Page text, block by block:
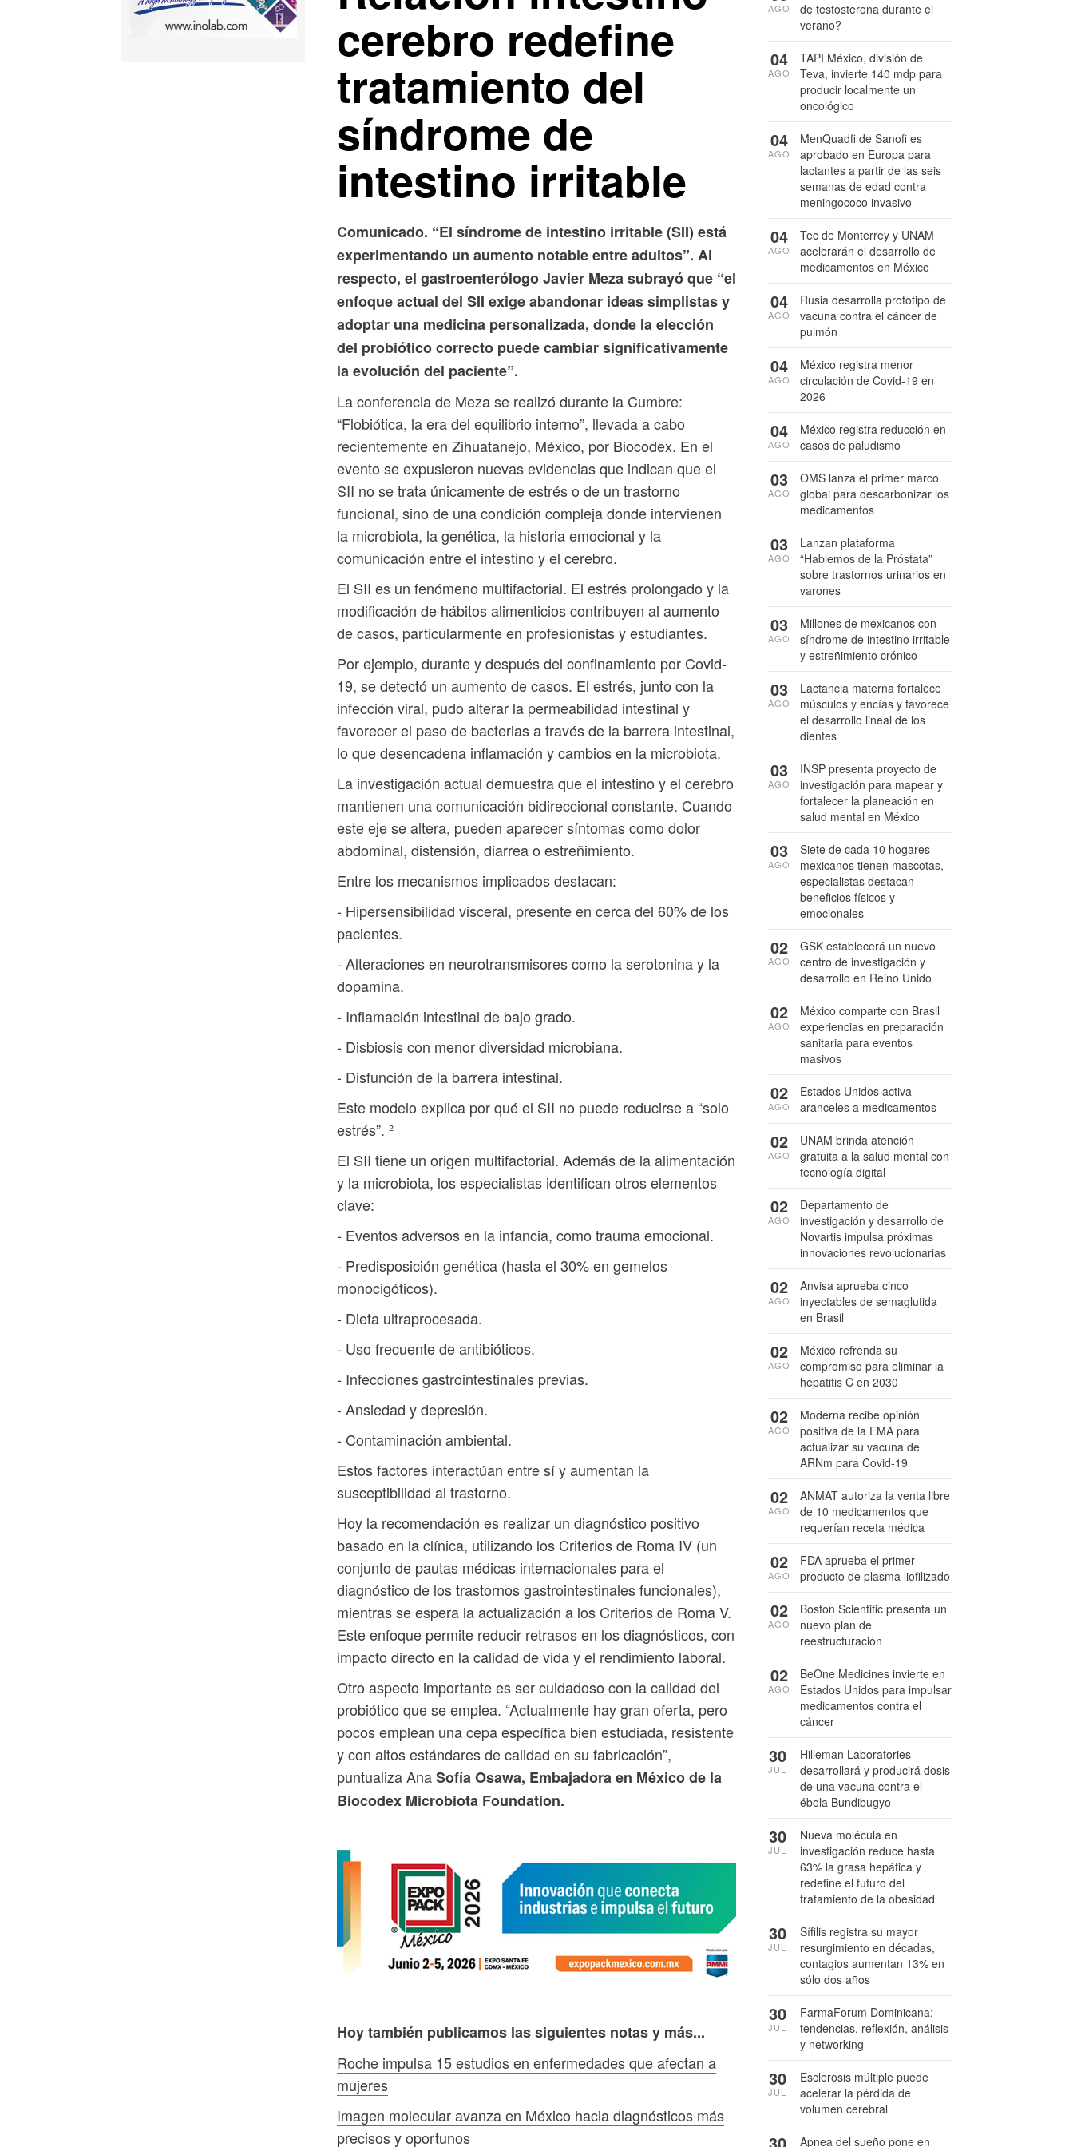
cerebro redefine
tratamiento del
síndrome de
intestino irritable
Comunicado. “El síndrome de intestino irritable (SII) está
experimentando un aumento notable entre adultos”. Al
respecto, el gastroenterólogo Javier Meza subrayó que “el
enfoque actual del SII exige abandonar ideas simplistas y
adoptar una medicina personalizada, donde la elección
del probiótico correcto puede cambiar significativamente
la evolución del paciente”.
La conferencia de Meza se realizó durante la Cumbre:
“Flobiótica, la era del equilibrio interno”, llevada a cabo
recientemente en Zihuatanejo, México, por Biocodex. En el
evento se expusieron nuevas evidencias que indican que el
SII no se trata únicamente de estrés o de un trastorno
funcional, sino de una condición compleja donde intervienen
la microbiota, la genética, la historia emocional y la
comunicación entre el intestino y el cerebro.
El SII es un fenómeno multifactorial. El estrés prolongado y la
modificación de hábitos alimenticios contribuyen al aumento
de casos, particularmente en profesionistas y estudiantes.
Por ejemplo, durante y después del confinamiento por Covid-
19, se detectó un aumento de casos. El estrés, junto con la
infección viral, pudo alterar la permeabilidad intestinal y
favorecer el paso de bacterias a través de la barrera intestinal,
lo que desencadena inflamación y cambios en la microbiota.
La investigación actual demuestra que el intestino y el cerebro
mantienen una comunicación bidireccional constante. Cuando
este eje se altera, pueden aparecer síntomas como dolor
abdominal, distensión, diarrea o estreñimiento.
Entre los mecanismos implicados destacan:
- Hipersensibilidad visceral, presente en cerca del 60% de los
pacientes.
- Alteraciones en neurotransmisores como la serotonina y la
dopamina.
- Inflamación intestinal de bajo grado.
- Disbiosis con menor diversidad microbiana.
- Disfunción de la barrera intestinal.
Este modelo explica por qué el SII no puede reducirse a “solo
estrés”. ²
El SII tiene un origen multifactorial. Además de la alimentación
y la microbiota, los especialistas identifican otros elementos
clave:
- Eventos adversos en la infancia, como trauma emocional.
- Predisposición genética (hasta el 30% en gemelos
monocigóticos).
- Dieta ultraprocesada.
- Uso frecuente de antibióticos.
- Infecciones gastrointestinales previas.
- Ansiedad y depresión.
- Contaminación ambiental.
Estos factores interactúan entre sí y aumentan la
susceptibilidad al trastorno.
Hoy la recomendación es realizar un diagnóstico positivo
basado en la clínica, utilizando los Criterios de Roma IV (un
conjunto de pautas médicas internacionales para el
diagnóstico de los trastornos gastrointestinales funcionales),
mientras se espera la actualización a los Criterios de Roma V.
Este enfoque permite reducir retrasos en los diagnósticos, con
impacto directo en la calidad de vida y el rendimiento laboral.
Otro aspecto importante es ser cuidadoso con la calidad del
probiótico que se emplea. “Actualmente hay gran oferta, pero
pocos emplean una cepa específica bien estudiada, resistente
y con altos estándares de calidad en su fabricación”,
puntualiza AnaSofía Osawa, Embajadora en México de la
Biocodex Microbiota Foundation.
Hoy también publicamos las siguientes notas y más...
Roche impulsa 15 estudios en enfermedades que afectan a
mujeres
Imagen molecular avanza en México hacia diagnósticos más
precisos y oportunos
de testosterona durante el
verano?
AGO
TAPI México, división de
Teva, invierte 140 mdp para
producir localmente un
oncológico
04
AGO
MenQuadfi de Sanofi es
aprobado en Europa para
lactantes a partir de las seis
semanas de edad contra
meningococo invasivo
04
AGO
Tec de Monterrey y UNAM
acelerarán el desarrollo de
medicamentos en México
04
AGO
Rusia desarrolla prototipo de
vacuna contra el cáncer de
pulmón
04
AGO
México registra menor
circulación de Covid-19 en
2026
04
AGO
México registra reducción en
casos de paludismo
04
AGO
OMS lanza el primer marco
global para descarbonizar los
medicamentos
03
AGO
Lanzan plataforma
“Hablemos de la Próstata”
sobre trastornos urinarios en
varones
03
AGO
Millones de mexicanos con
síndrome de intestino irritable
y estreñimiento crónico
03
AGO
Lactancia materna fortalece
músculos y encías y favorece
el desarrollo lineal de los
dientes
03
AGO
INSP presenta proyecto de
investigación para mapear y
fortalecer la planeación en
salud mental en México
03
AGO
Siete de cada 10 hogares
mexicanos tienen mascotas,
especialistas destacan
beneficios físicos y
emocionales
03
AGO
GSK establecerá un nuevo
centro de investigación y
desarrollo en Reino Unido
02
AGO
México comparte con Brasil
experiencias en preparación
sanitaria para eventos
masivos
02
AGO
Estados Unidos activa
aranceles a medicamentos
02
AGO
UNAM brinda atención
gratuita a la salud mental con
tecnología digital
02
AGO
Departamento de
investigación y desarrollo de
Novartis impulsa próximas
innovaciones revolucionarias
02
AGO
Anvisa aprueba cinco
inyectables de semaglutida
en Brasil
02
AGO
México refrenda su
compromiso para eliminar la
hepatitis C en 2030
02
AGO
Moderna recibe opinión
positiva de la EMA para
actualizar su vacuna de
ARNm para Covid-19
02
AGO
ANMAT autoriza la venta libre
de 10 medicamentos que
requerían receta médica
02
AGO
FDA aprueba el primer
producto de plasma liofilizado
02
AGO
Boston Scientific presenta un
nuevo plan de
reestructuración
02
AGO
BeOne Medicines invierte en
Estados Unidos para impulsar
medicamentos contra el
cáncer
02
AGO
Hilleman Laboratories
desarrollará y producirá dosis
de una vacuna contra el
ébola Bundibugyo
30
JUL
Nueva molécula en
investigación reduce hasta
63% la grasa hepática y
redefine el futuro del
tratamiento de la obesidad
30
JUL
Sífilis registra su mayor
resurgimiento en décadas,
contagios aumentan 13% en
sólo dos años
30
JUL
FarmaForum Dominicana:
tendencias, reflexión, análisis
y networking
30
JUL
Esclerosis múltiple puede
acelerar la pérdida de
volumen cerebral
30
JUL
Apnea del sueño pone en